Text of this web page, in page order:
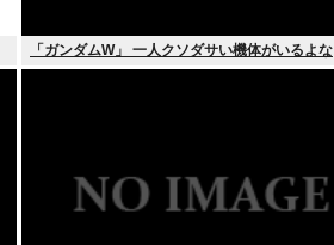
「ガンダムW」 一人クソダサい機体がいるよな